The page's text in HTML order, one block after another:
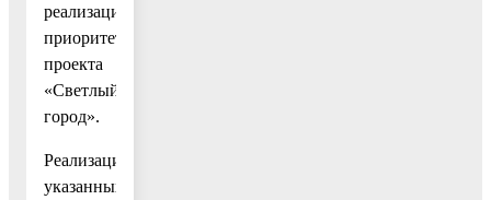
реализации
приоритетного
проекта
«Светлый
город».
Реализация
указанных